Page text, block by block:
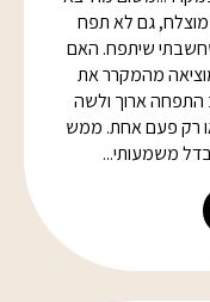
גם לא תפח
שיתפח. האם
מהמקרר את
התפחה ארוך ולשה
רק פעם אחת. ממש
משמעותי...